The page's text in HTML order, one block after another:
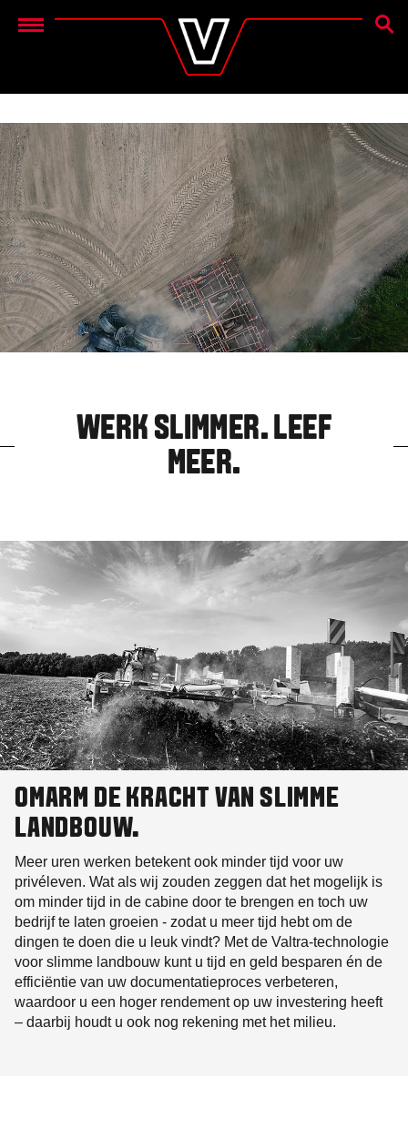
Menu
ZOEK
WERK SLIMMER. LEEF
MEER.
OMARM DE KRACHT VAN SLIMME
LANDBOUW.
Meer uren werken betekent ook minder tijd voor uw
privéleven. Wat als wij zouden zeggen dat het mogelijk is
om minder tijd in de cabine door te brengen en toch uw
bedrijf te laten groeien - zodat u meer tijd hebt om de
dingen te doen die u leuk vindt? Met de Valtra-technologie
voor slimme landbouw kunt u tijd en geld besparen én de
efficiëntie van uw documentatieproces verbeteren,
waardoor u een hoger rendement op uw investering heeft
– daarbij houdt u ook nog rekening met het milieu.